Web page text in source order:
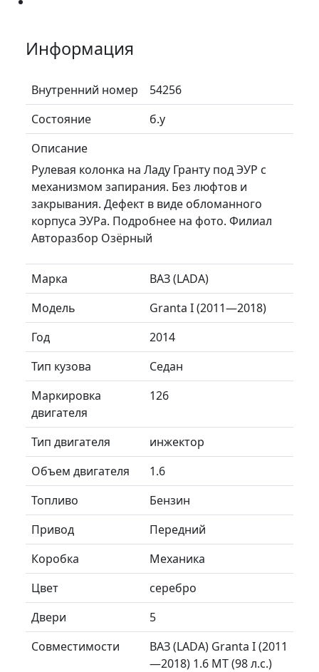
Информация
Внутренний номер
54256
Состояние
б.у
Описание
Рулевая колонка на Ладу Гранту под ЭУР с
механизмом запирания. Без люфтов и
закрывания. Дефект в виде обломанного
корпуса ЭУРа. Подробнее на фото. Филиал
Авторазбор Озёрный
Марка
ВАЗ (LADA)
Модель
Granta I (2011—2018)
Год
2014
Тип кузова
Седан
Маркировка
двигателя
126
Тип двигателя
инжектор
Объем двигателя
1.6
Топливо
Бензин
Привод
Передний
Коробка
Механика
Цвет
серебро
Двери
5
Совместимости
ВАЗ (LADA) Granta I (2011
—2018) 1.6 MT (98 л.с.)